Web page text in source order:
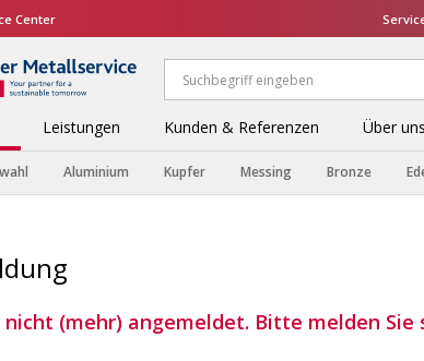
Center
Leistungen Kunden & Referenzen Über uns
Aluminium Kupfer Messing Bronze
nicht (mehr) angemeldet. Bitte melden Sie